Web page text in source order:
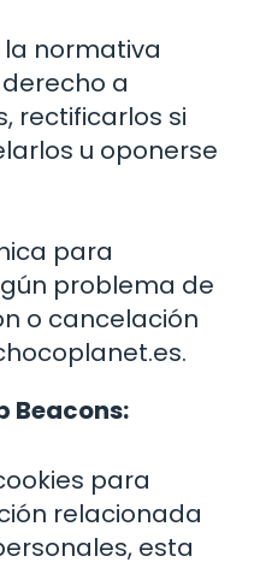
normativa
a
rectificarlos si
u oponerse
para
problema de
o cancelación
Beacons:
para
relacionada
esta